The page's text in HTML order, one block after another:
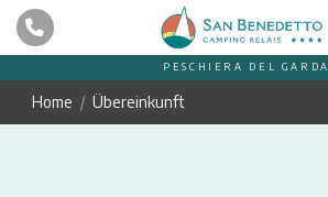
PESCHIERA DEL GARDA
Home Übereinkunft